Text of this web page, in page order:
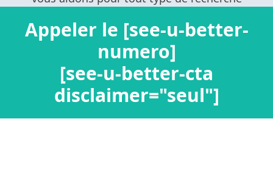
Appeler le [see-u-better-
numero]
[see-u-better-cta
disclaimer="seul"]